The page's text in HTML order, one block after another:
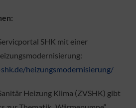
SHK mit einer
heizungsmodernisierung/
Heizung Klima (ZVSHK) gibt